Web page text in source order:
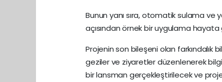
Bunun yanı sıra, otomatik sulama ve
açısından örnek bir uygulama
Projenin son bileşeni olan farkındalık
geziler ve ziyaretler düzenlenerek
bir lansman gerçekleştirilecek ve